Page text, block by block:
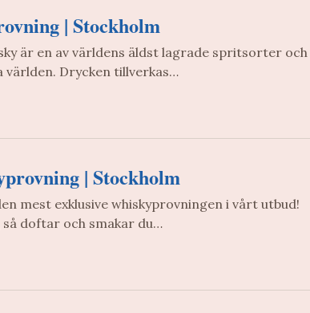
| Stockholm
är en av världens äldst lagrade spritsorter och
världen. Drycken tillverkas…
| Stockholm
mest exklusive whiskyprovningen i vårt utbud!
doftar och smakar du…